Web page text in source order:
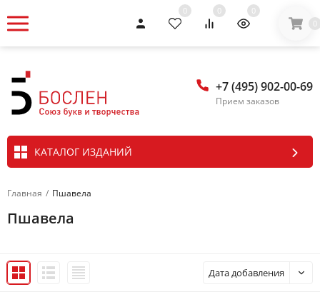
0 0
0
0
+7 (495) 902-00-69
Прием заказов
КАТАЛОГ ИЗДАНИЙ
Главная / Пшавела
Пшавела
Дата добавления